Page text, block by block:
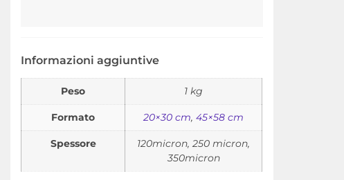
Informazioni aggiuntive
Peso 1 kg
Formato 20×30 cm,45×58 cm
Spessore
120micron, 250 micron,
350micron